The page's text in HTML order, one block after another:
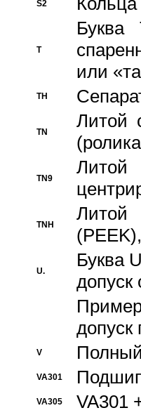
S2
T
или
TH
TN
Литой
TN9
Литой
TNH
Литой
U.
Буква
V
VA301
VA305 VA301